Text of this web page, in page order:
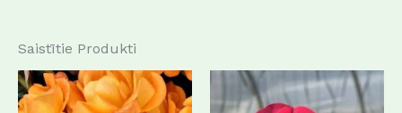
Saistītie Produkti
This
product
This